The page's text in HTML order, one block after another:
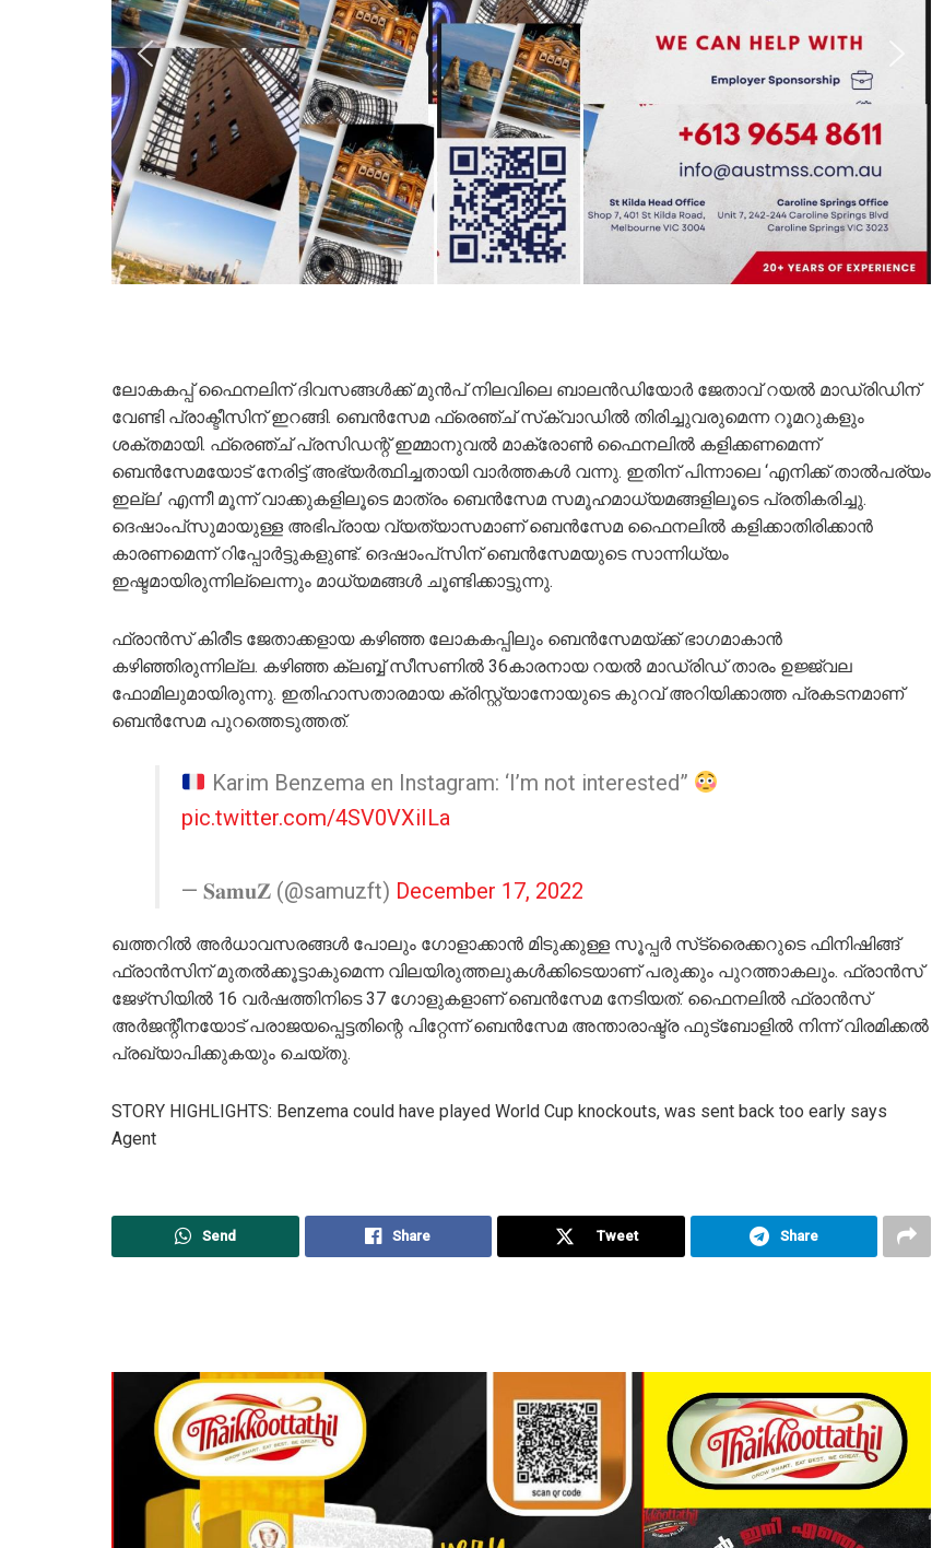
ലോകകപ്പ് ഫൈനലിന് ദിവസങ്ങള്‍ക്ക് മുന്‍പ് നിലവിലെ ബാലന്‍ഡിയോര്‍ ജേതാവ് റയല്‍ മാഡ്രിഡിന്
വേണ്ടി പ്രാക്ടീസിന് ഇറങ്ങി. ബെന്‍സേമ ഫ്രെഞ്ച് സ്‌ക്വാഡില്‍ തിരിച്ചുവരുമെന്ന റൂമറുകളും
ശക്തമായി. ഫ്രെഞ്ച് പ്രസിഡന്റ് ഇമ്മാനുവല്‍ മാക്രോണ്‍ ഫൈനലില്‍ കളിക്കണമെന്ന്
ബെന്‍സേമയോട് നേരിട്ട് അഭ്യര്‍ത്ഥിച്ചതായി വാര്‍ത്തകള്‍ വന്നു. ഇതിന് പിന്നാലെ ‘എനിക്ക് താല്‍പര്യം
ഇല്ല’ എന്നീ മൂന്ന്‌ വാക്കുകളിലൂടെ മാത്രം ബെന്‍സേമ സമൂഹമാധ്യമങ്ങളിലൂടെ പ്രതികരിച്ചു.
ദെഷാംപ്‌സുമായുള്ള അഭിപ്രായ വ്യത്യാസമാണ് ബെന്‍സേമ ഫൈനലില്‍ കളിക്കാതിരിക്കാന്‍
കാരണമെന്ന് റിപ്പോര്‍ട്ടുകളുണ്ട്. ദെഷാംപ്‌സിന് ബെന്‍സേമയുടെ സാന്നിധ്യം
ഇഷ്ടമായിരുന്നില്ലെന്നും മാധ്യമങ്ങള്‍ ചൂണ്ടിക്കാട്ടുന്നു.
ഫ്രാന്‍സ് കിരീട ജേതാക്കളായ കഴിഞ്ഞ ലോകകപ്പിലും ബെന്‍സേമയ്ക്ക് ഭാഗമാകാന്‍
കഴിഞ്ഞിരുന്നില്ല. കഴിഞ്ഞ ക്ലബ്ബ് സീസണില്‍ 36കാരനായ റയല്‍ മാഡ്രിഡ് താരം ഉജ്ജ്വല
ഫോമിലുമായിരുന്നു. ഇതിഹാസതാരമായ ക്രിസ്റ്റ്യാനോയുടെ കുറവ് അറിയിക്കാത്ത പ്രകടനമാണ്
ബെന്‍സേമ പുറത്തെടുത്തത്.
Karim Benzema en Instagram: ‘I’m not interested”
pic.twitter.com/4SV0VXiILa
— 𝐒𝐚𝐦𝐮𝐙 (@samuzft) December 17, 2022
ഖത്തറില്‍ അര്‍ധാവസരങ്ങള്‍ പോലും ഗോളാക്കാന്‍ മിടുക്കുള്ള സൂപ്പര്‍ സ്‌ട്രൈക്കറുടെ ഫിനിഷിങ്ങ്
ഫ്രാന്‍സിന് മുതല്‍ക്കൂട്ടാകുമെന്ന വിലയിരുത്തലുകള്‍ക്കിടെയാണ് പരുക്കും പുറത്താകലും. ഫ്രാന്‍സ്
ജേഴ്‌സിയില്‍ 16 വര്‍ഷത്തിനിടെ 37 ഗോളുകളാണ് ബെന്‍സേമ നേടിയത്. ഫൈനലില്‍ ഫ്രാന്‍സ്
അര്‍ജന്റീനയോട് പരാജയപ്പെട്ടതിന്റെ പിറ്റേന്ന് ബെന്‍സേമ അന്താരാഷ്ട്ര ഫുട്‌ബോളില്‍ നിന്ന് വിരമിക്കല്‍
പ്രഖ്യാപിക്കുകയും ചെയ്തു.
STORY HIGHLIGHTS: Benzema could have played World Cup knockouts, was sent back too early says
Agent
Send Share Tweet Share